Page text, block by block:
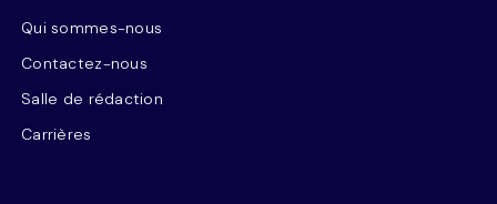
Qui sommes-nous
Contactez-nous
Salle de rédaction
Carrières